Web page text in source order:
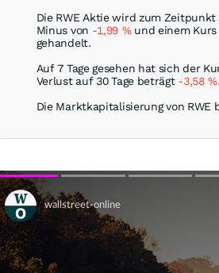
Die RWE Aktie wird zum
Minus von -1,99 %und einem Kurs
gehandelt.
Auf 7 Tage gesehen hat sich der
Verlust auf 30 Tage beträgt -3,58%.
Die Marktkapitalisierung von